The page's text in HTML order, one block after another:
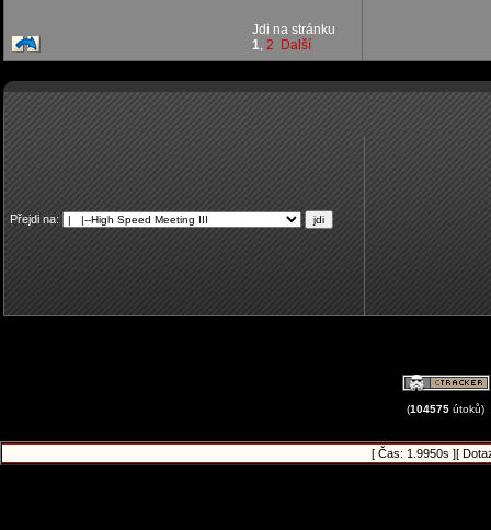
Jdi na stránku
1, 2 Další
Přejdi na:
(104575 útoků)
[ Čas: 1.9950s ][